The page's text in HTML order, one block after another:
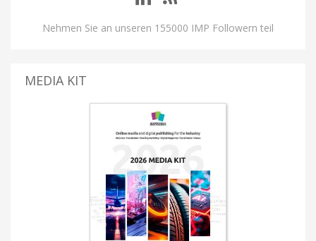
Nehmen Sie an unseren 155000 IMP Followern teil
MEDIA KIT